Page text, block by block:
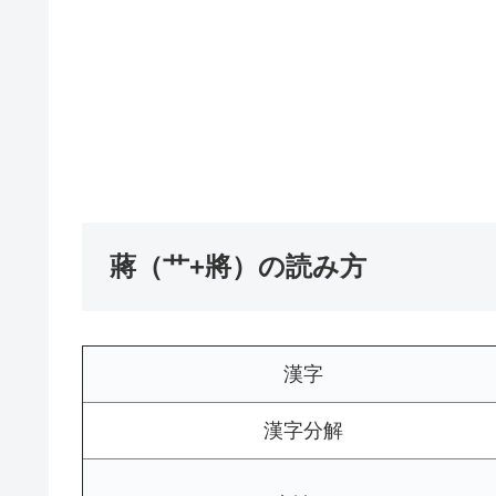
蔣（艹+將）の読み方
漢字
漢字分解